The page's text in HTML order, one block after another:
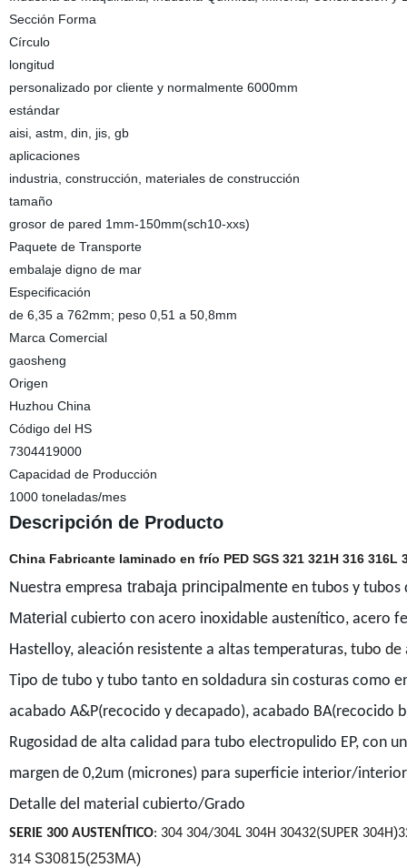
Sección Forma
Círculo
longitud
personalizado por cliente y normalmente 6000mm
estándar
aisi, astm, din, jis, gb
aplicaciones
industria, construcción, materiales de construcción
tamaño
grosor de pared 1mm-150mm(sch10-xxs)
Paquete de Transporte
embalaje digno de mar
Especificación
de 6,35 a 762mm; peso 0,51 a 50,8mm
Marca Comercial
gaosheng
Origen
Huzhou China
Código del HS
7304419000
Capacidad de Producción
1000 toneladas/mes
Descripción de Producto
China Fabricante laminado en frío PED SGS 321 321H 316
Nuestra empresa trabaja principalmenteen tubos y tubos
Material cubierto con acero inoxidable austenítico, acero
Hastelloy, aleación resistente a altas temperaturas,tubo de
Tipo de tubo y tubo tanto en soldadura sin costuras como
acabado A&P(recocido y decapado), acabado
Rugosidad de alta calidad para tubo electropulido EP, con
margen de 0,2um (micrones) para superficie interior/interior
Detalle del material cubierto/Grado
SERIE 300 AUSTENÍTICO: 304 304/304L 304H 30432(SUPER 304H)
314S30815(253MA)